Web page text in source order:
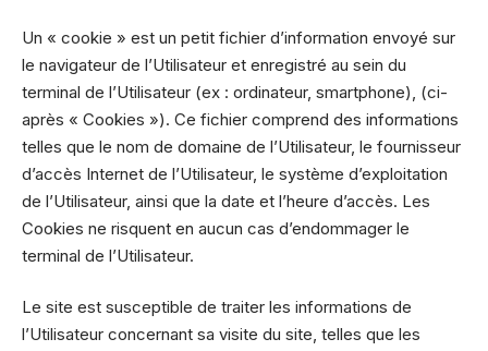
Un « cookie » est un petit fichier d’information envoyé sur
le navigateur de l’Utilisateur et enregistré au sein du
terminal de l’Utilisateur (ex : ordinateur, smartphone), (ci-
après « Cookies »). Ce fichier comprend des informations
telles que le nom de domaine de l’Utilisateur, le fournisseur
d’accès Internet de l’Utilisateur, le système d’exploitation
de l’Utilisateur, ainsi que la date et l’heure d’accès. Les
Cookies ne risquent en aucun cas d’endommager le
terminal de l’Utilisateur.
Le site est susceptible de traiter les informations de
l’Utilisateur concernant sa visite du site, telles que les